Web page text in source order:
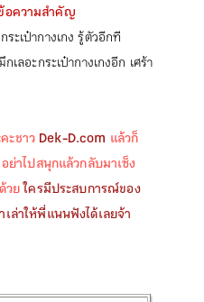
อความสำคัญ
ะเป๋ากางเกง รู้ตัวอีกที
ลอะกระเป๋ากางเกงอีก เศร้า
ะชาวDek-D.com แล้วก็
ย่าไปสนุกแล้วกลับมาเซ็ง
วยใครมีประสบการณ์ของ
เล่าให้พี่แนนฟังได้เลยจ้า